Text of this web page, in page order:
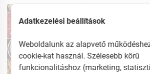
Adatkezelési beállítások
Weboldalunk az alapvető
cookie-kat használ. Szélesebb körű
funkcionalitáshoz (marketing,